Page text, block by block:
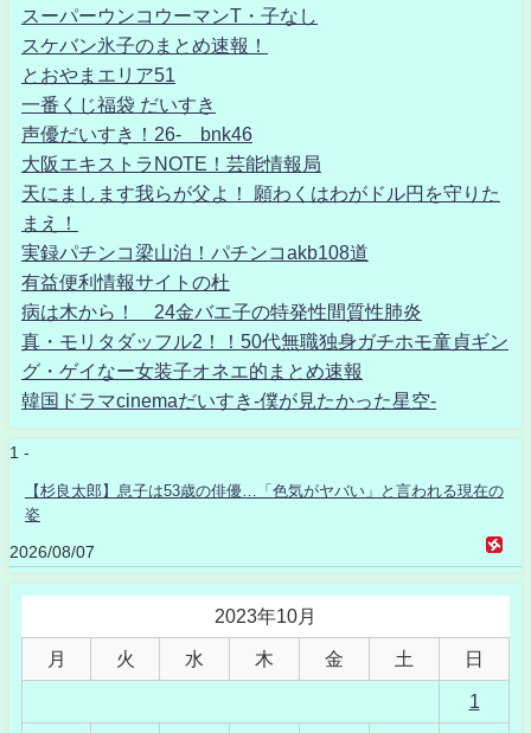
スーパーウンコウーマンT・子なし
スケバン氷子のまとめ速報！
とおやまエリア51
一番くじ福袋 だいすき
声優だいすき！26- bnk46
大阪エキストラNOTE！芸能情報局
天にまします我らが父よ！ 願わくはわがドル円を守りた
まえ！
実録パチンコ梁山泊！パチンコakb108道
有益便利情報サイトの杜
病は木から！ 24金バエ子の特発性間質性肺炎
真・モリタダッフル2！！50代無職独身ガチホモ童貞ギン
グ・ゲイなー女装子オネエ的まとめ速報
韓国ドラマcinemaだいすき-僕が見たかった星空-
1 -
【杉良太郎】息子は53歳の俳優…「色気がヤバい」と言われる現在の
姿
2026/08/07
2023年10月
月 火 水 木 金 土 日
1